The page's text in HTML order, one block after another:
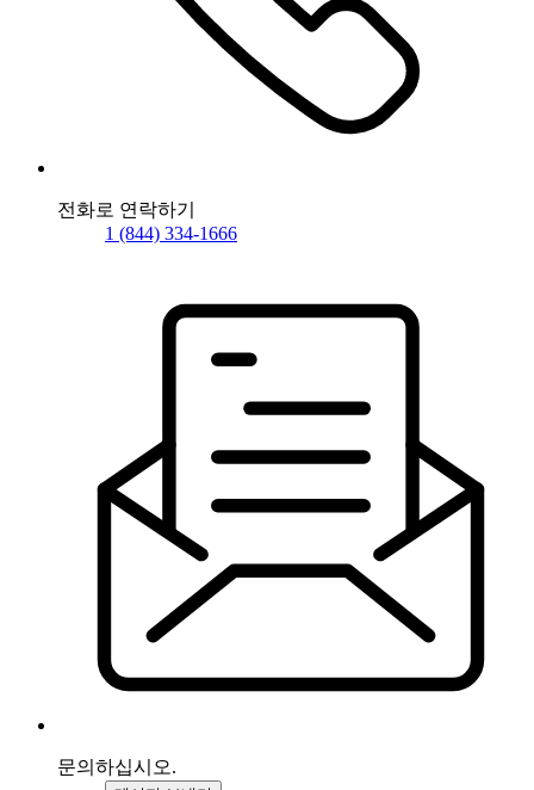
전화로 연락하기
1 (844) 334-1666
문의하십시오.